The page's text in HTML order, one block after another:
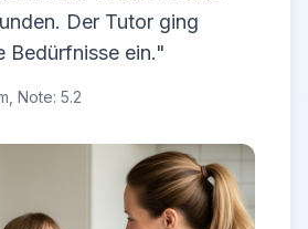
Der Tutor ging
Bedürfnisse ein."
Note: 5.2